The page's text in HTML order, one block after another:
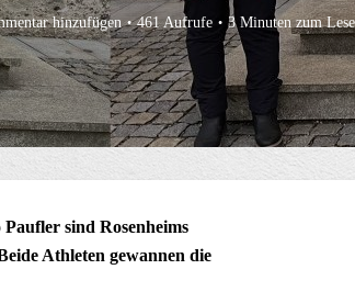
hinzufügen 461 Aufrufe 3 Minuten zum
sind Rosenheims
Athleten gewannen die